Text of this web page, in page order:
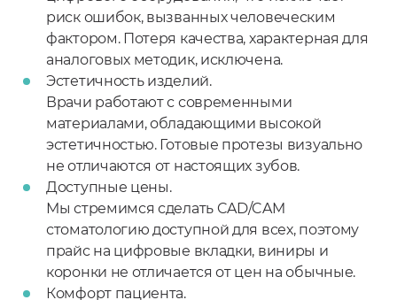
риск ошибок, вызванных человеческим
фактором. Потеря качества, характерная для
аналоговых методик, исключена.
Эстетичность изделий.
Врачи работают с современными
материалами, обладающими высокой
эстетичностью. Готовые протезы визуально
не отличаются от настоящих зубов.
Доступные цены.
Мы стремимся сделать CAD/CAM
стоматологию доступной для всех, поэтому
прайс на цифровые вкладки, виниры и
коронки не отличается от цен на обычные.
Комфорт пациента.